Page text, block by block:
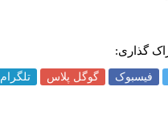
گذاری:
فیسبوک گوگل پلاس تلگرام